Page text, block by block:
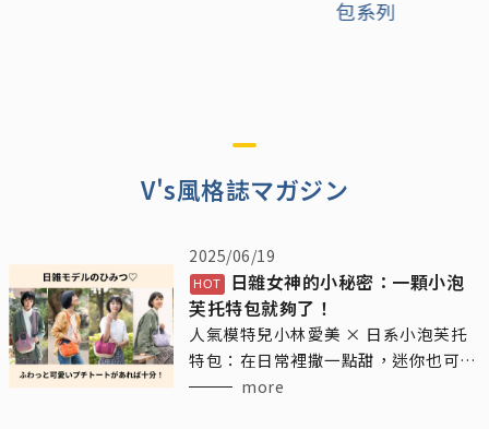
包系列
V's風格誌マガジン
2025/06/19
日雜女神的小秘密：一顆小泡
芙托特包就夠了！
人氣模特兒小林愛美 × 日系小泡芙托
特包：在日常裡撒一點甜，迷你也可以
很有態度more